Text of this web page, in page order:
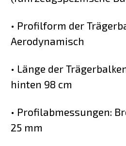
• Profilform der
Aerodynamisch
• Länge der
hinten 98 cm
• Profilabmessungen:
25 mm